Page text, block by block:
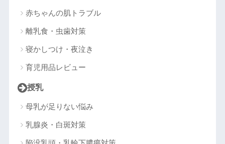
赤ちゃんの肌トラブル
離乳食・虫歯対策
寝かしつけ・夜泣き
育児用品レビュー
授乳
母乳が足りない悩み
乳腺炎・白斑対策